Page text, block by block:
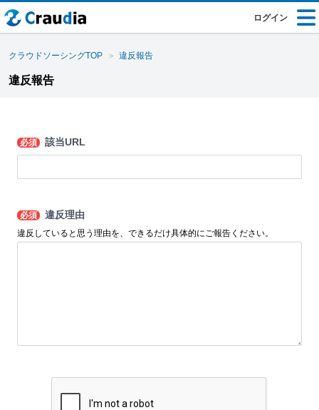
ログイン
クラウドソーシングTOP 違反報告
違反報告
必須 該当URL
必須 違反理由
違反していると思う理由を、できるだけ具体的にご報告ください。